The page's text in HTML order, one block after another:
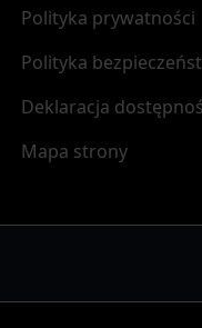
Polityka prywatności
Polityka
Deklaracja
Mapa strony